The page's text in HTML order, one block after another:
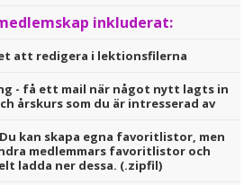
inkluderat:
att redigera i lektionsfilerna
- få ett mail när något nytt lagts in
årskurs som du är intresserad av
kan skapa egna favoritlistor, men
medlemmars favoritlistor och
ladda ner dessa. (.zipfil)